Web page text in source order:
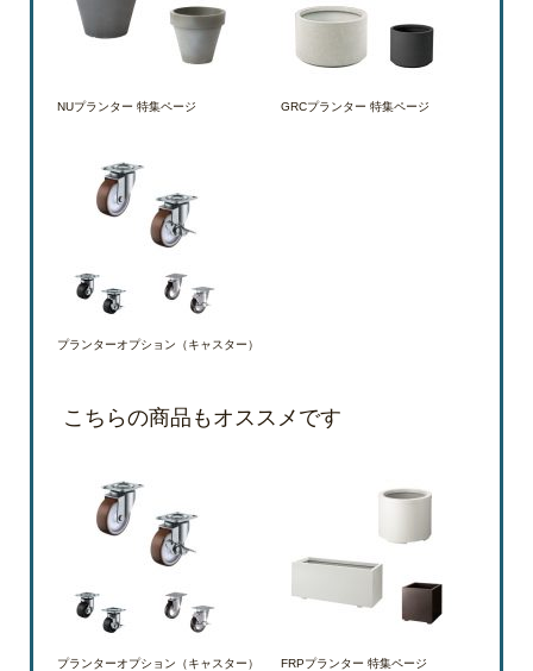
NUプランター 特集ページ GRCプランター 特集ページ
プランターオプション（キャスター）
こちらの商品もオススメです
プランターオプション（キャスター） FRPプランター 特集ページ